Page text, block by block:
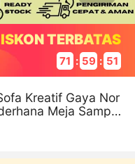
TERBATAS
71 : 59 : 51
Kreatif Gaya Nor
Meja Sampin